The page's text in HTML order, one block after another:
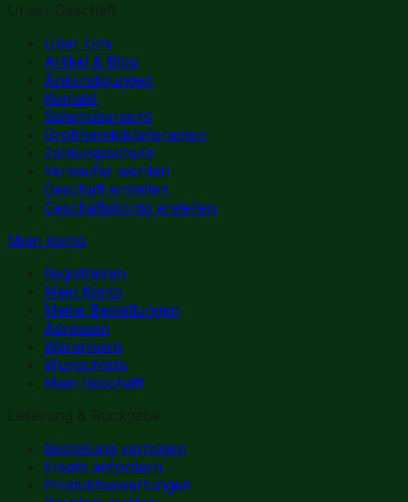
Unser Geschäft
Über Uns
Artikel & Blog
Ankündigungen
Kontakt
Seitenübersicht
Großhandelslieferanten
Zahlungsschutz
Verkäufer werden
Geschäft erstellen
Geschäftskonto erstellen
Mein Konto
Registrieren
Mein Konto
Meine Bestellungen
Adressen
Warenkorb
Wunschliste
Mein Geschäft
Lieferung & Rückgabe
Bestellung verfolgen
Ersatz anfordern
Produktbewertungen